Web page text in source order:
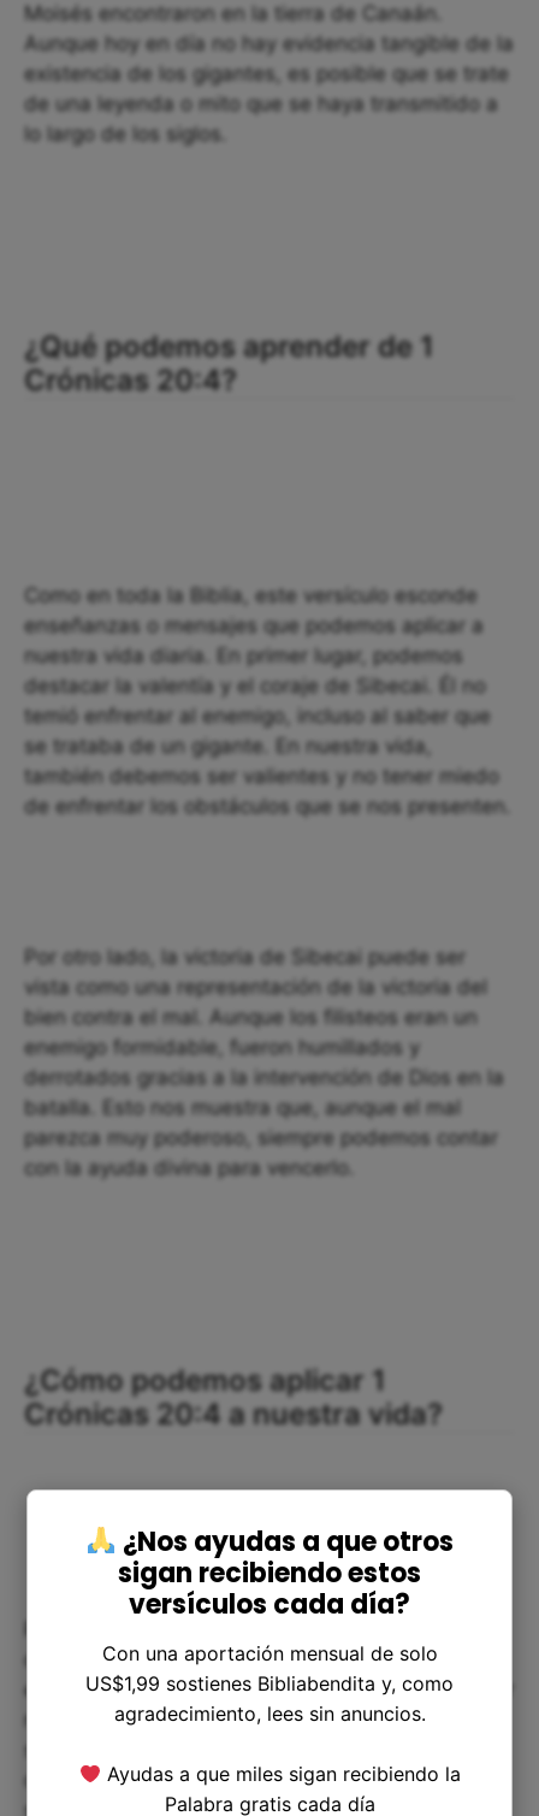
Moisés encontraron en la tierra de Canaán.
Aunque hoy en día no hay evidencia tangible de la
existencia de los gigantes, es posible que se trate
de una leyenda o mito que se haya transmitido a
lo largo de los siglos.
¿Qué podemos aprender de 1
Crónicas 20:4?
Como en toda la Biblia, este versículo esconde
enseñanzas o mensajes que podemos aplicar a
nuestra vida diaria. En primer lugar, podemos
destacar la valentía y el coraje de Sibecai. Él no
temió enfrentar al enemigo, incluso al saber que
se trataba de un gigante. En nuestra vida,
también debemos ser valientes y no tener miedo
de enfrentar los obstáculos que se nos presenten.
Por otro lado, la victoria de Sibecai puede ser
vista como una representación de la victoria del
bien contra el mal. Aunque los filisteos eran un
enemigo formidable, fueron humillados y
derrotados gracias a la intervención de Dios en la
batalla. Esto nos muestra que, aunque el mal
parezca muy poderoso, siempre podemos contar
con la ayuda divina para vencerlo.
¿Cómo podemos aplicar 1
Crónicas 20:4 a nuestra vida?
debemos intentar imitar la valentía y la confianza
en Dios que demostró Sibecai. Debemos enfrentar
nuestros miedos y obstáculos con coraje y fe,
debemos estar conscientes de que el bien
siempre triunfa sobre el mal, y de que es
¿Nos ayudas a que otros
sigan recibiendo estos
versículos cada día?
Con una aportación mensual de solo
US$1,99 sostienes Bibliabendita y, como
agradecimiento, lees sin anuncios.
Ayudas a que miles sigan recibiendo la
Palabra gratis cada día